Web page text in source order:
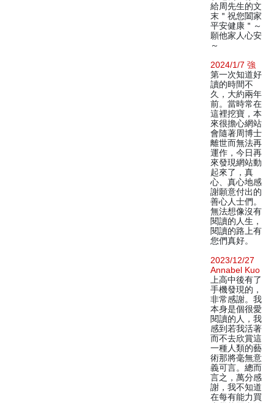
給周先生的文
末＂祝您闔家
平安健康＂～
願他家人心安
～
2024/1/7 強
第一次知道好
讀的時間不
久，大約兩年
前。當時常在
這裡挖寶，本
來很擔心網站
會隨著周博士
離世而無法再
運作，今日再
來發現網站動
起來了，真
心、真心地感
謝願意付出的
善心人士們。
無法想像沒有
閱讀的人生，
閱讀的路上有
您們真好。
2023/12/27
Annabel Kuo
上高中後有了
手機發現的，
非常感謝。我
本身是個很愛
閱讀的人，我
感到若我活著
而不去欣賞這
一種人類的藝
術那將毫無意
義可言。總而
言之，萬分感
謝，我不知道
在每有能力買